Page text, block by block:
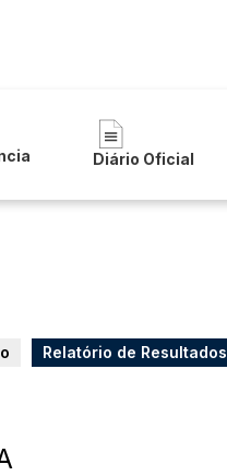
Diário Oficial
Relatório de Resultados